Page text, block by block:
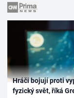
Hráči bojují proti
fyzický svět, říká